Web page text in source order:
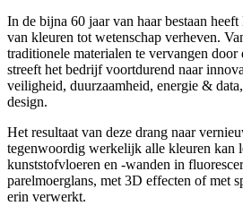
In de bijna 60 jaar van haar bestaan
van kleuren tot wetenschap verheven.
traditionele materialen te vervangen door
streeft het bedrijf voortdurend naar
veiligheid, duurzaamheid, energie &
design.
Het resultaat van deze drang naar
tegenwoordig werkelijk alle kleuren kan
kunststofvloeren en -wanden in
parelmoerglans, met 3D effecten of met
erin verwerkt.